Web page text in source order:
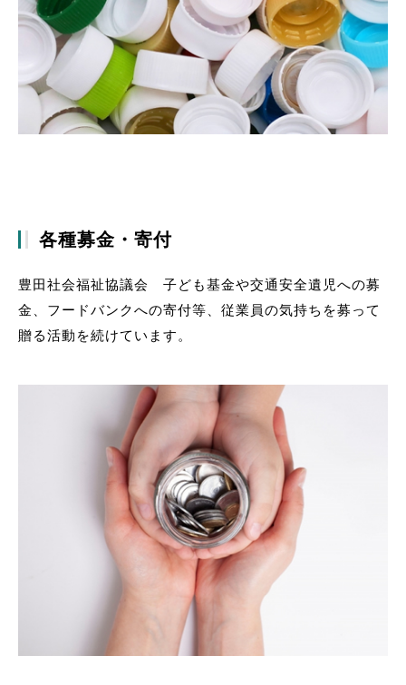
各種募金・寄付
豊田社会福祉協議会 子ども基金や交通安全遺児への募
金、フードバンクへの寄付等、従業員の気持ちを募って
贈る活動を続けています。